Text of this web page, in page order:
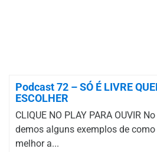
Podcast 72 – SÓ É LIVRE
ESCOLHER
CLIQUE NO PLAY PARA OUVIR
demos alguns exemplos de
melhor a...